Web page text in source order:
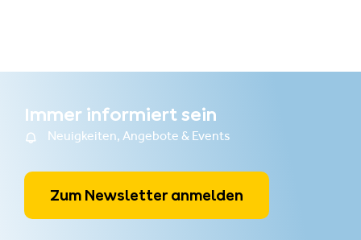
Immer informiert sein
Neuigkeiten, Angebote & Events
Zum Newsletter anmelden